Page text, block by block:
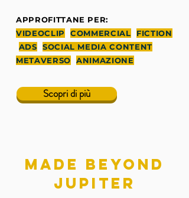
APPROFITTANE PER:
VIDEOCLIP
COMMERCIAL
FICTION
ADS
SOCIAL MEDIA CONTENT
METAVERSO
ANIMAZIONE
Scopri di più
made beyond
jupiter